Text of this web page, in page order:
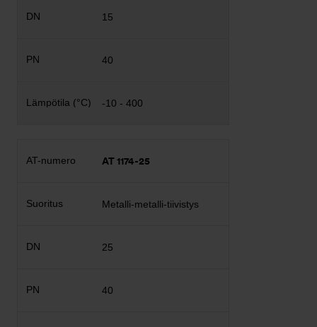
15
40
-10 - 400
AT 1174-25
Metalli-metalli-tiivistys
25
40